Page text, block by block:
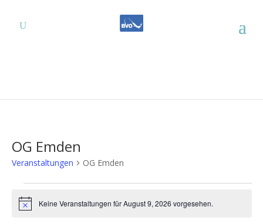
OG Emden
Veranstaltungen OG Emden
Veranstaltungen
für
HinweisKeine Veranstaltungen für August 9, 2026 vorgesehen.